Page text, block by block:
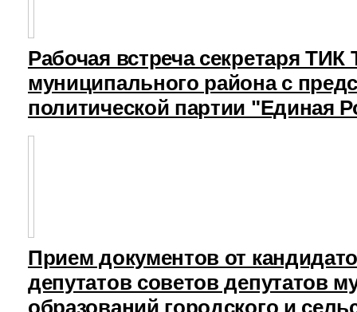
Рабочая встреча секретаря ТИК
муниципального района с
политической партии "Единая
Прием документов от
депутатов советов депутатов
образований городского и